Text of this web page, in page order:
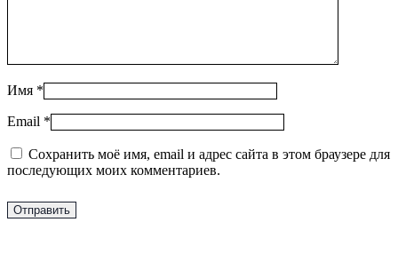
Имя *
Email *
Сохранить моё имя, email и адрес сайта в этом браузере для
последующих моих комментариев.